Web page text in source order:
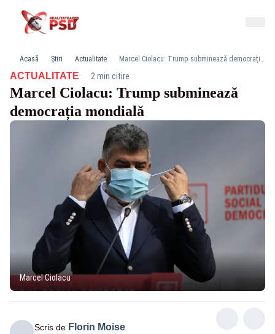
Acasă Știri Actualitate Marcel Ciolacu: Trump subminează democrația mondială
ACTUALITATE· 2 min citire
Marcel Ciolacu: Trump subminează
democrația mondială
Marcel Ciolacu
Scris de Florin Moise